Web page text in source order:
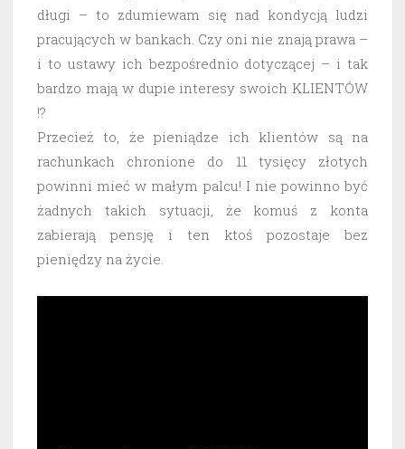
długi – to zdumiewam się nad kondycją ludzi
pracujących w bankach. Czy oni nie znają prawa –
i to ustawy ich bezpośrednio dotyczącej – i tak
bardzo mają w dupie interesy swoich KLIENTÓW
!?
Przecież to, że pieniądze ich klientów są na
rachunkach chronione do 11 tysięcy złotych
powinni mieć w małym palcu! I nie powinno być
żadnych takich sytuacji, że komuś z konta
zabierają pensję i ten ktoś pozostaje bez
pieniędzy na życie.